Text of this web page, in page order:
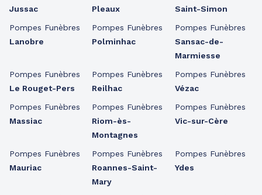
Jussac
Pompes Funèbres
Lanobre
Pompes Funèbres
Le Rouget-Pers
Pompes Funèbres
Massiac
Pompes Funèbres
Mauriac
Pleaux
Pompes Funèbres
Polminhac
Pompes Funèbres
Reilhac
Pompes Funèbres
Riom-ès-
Montagnes
Pompes Funèbres
Roannes-Saint-
Mary
Saint-Simon
Pompes Funèbres
Sansac-de-
Marmiesse
Pompes Funèbres
Vézac
Pompes Funèbres
Vic-sur-Cère
Pompes Funèbres
Ydes